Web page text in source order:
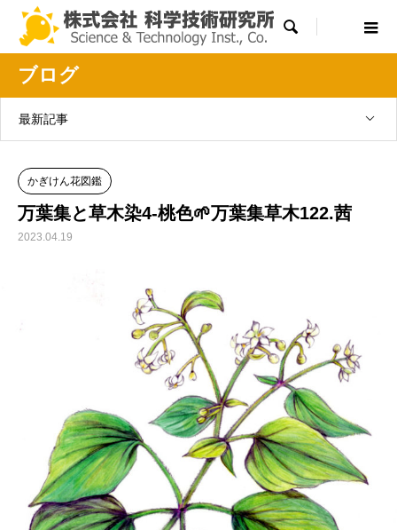

ブログ
最新記事
かぎけん花図鑑
万葉集と草木染4-桃色🌱万葉集草木122.茜
2023.04.19